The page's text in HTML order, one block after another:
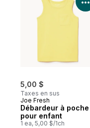
5,00 $
Taxes en sus
Joe Fresh
Débardeur à poche
pour enfant
1 ea, 5,00 $/1ch